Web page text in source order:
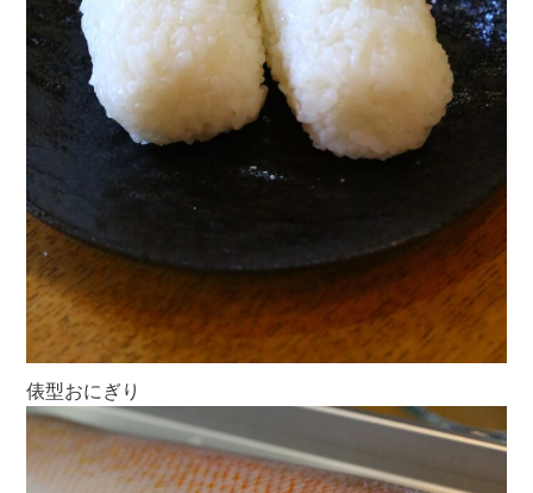
俵型おにぎり